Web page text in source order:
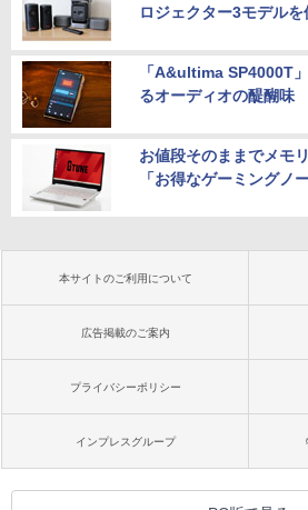
ロジェクター3モデルを
「A&ultima SP4000T
るオーディオの醍醐味
お値段そのままでメモ
「お得なゲーミングノ
本サイトのご利用について
広告掲載のご案内
プライバシーポリシー
インプレスグループ